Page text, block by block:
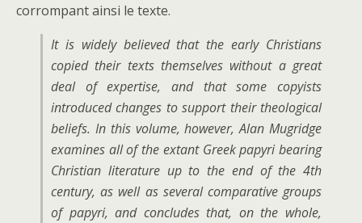
corrompant ainsi le texte.
It is widely believed that the early Christians
copied their texts themselves without a great
deal of expertise, and that some copyists
introduced changes to support their theological
beliefs. In this volume, however, Alan Mugridge
examines all of the extant Greek papyri bearing
Christian literature up to the end of the 4th
century, as well as several comparative groups
of papyri, and concludes that, on the whole,